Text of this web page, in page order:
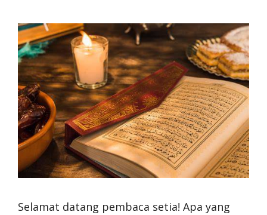
Selamat datang pembaca setia! Apa yang